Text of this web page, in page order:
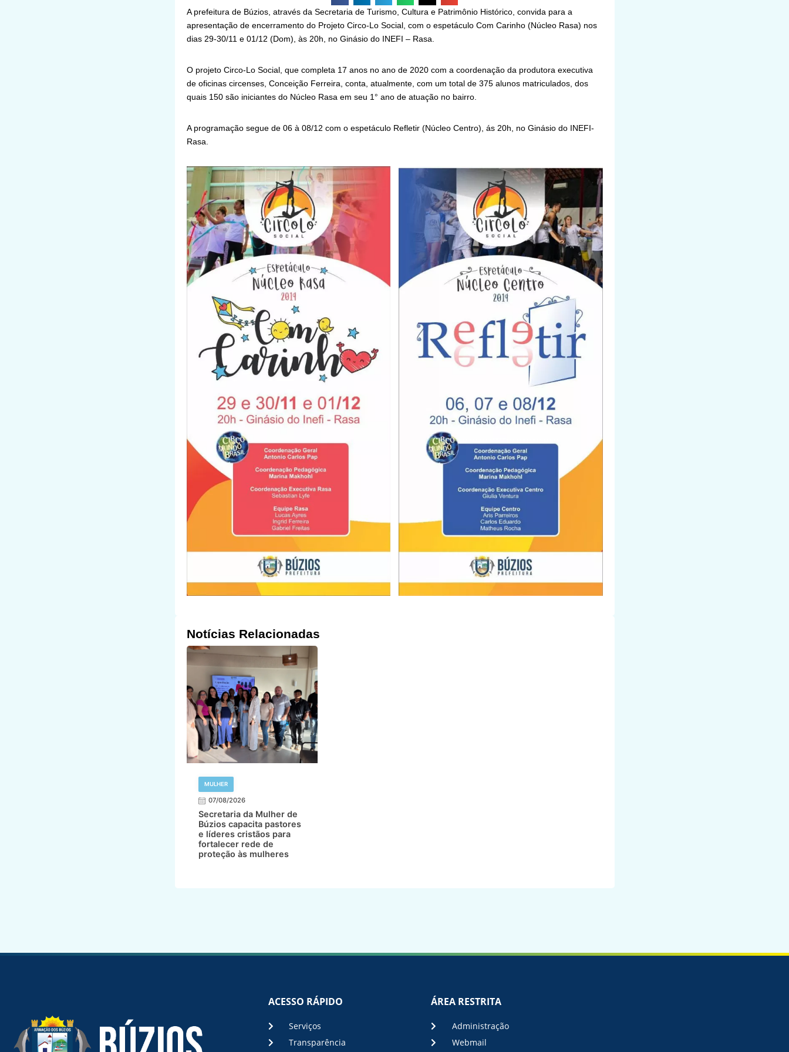
A prefeitura de Búzios, através da Secretaria de Turismo, Cultura e Patrimônio Histórico, convida para a
apresentação de encerramento do Projeto Circo-Lo Social, com o espetáculo Com Carinho (Núcleo Rasa) nos
dias 29-30/11 e 01/12 (Dom), às 20h, no Ginásio do INEFI – Rasa.
O projeto Circo-Lo Social, que completa 17 anos no ano de 2020 com a coordenação da produtora executiva
de oficinas circenses, Conceição Ferreira, conta, atualmente, com um total de 375 alunos matriculados, dos
quais 150 são iniciantes do Núcleo Rasa em seu 1° ano de atuação no bairro.
A programação segue de 06 à 08/12 com o espetáculo Refletir (Núcleo Centro), ás 20h, no Ginásio do INEFI-
Rasa.
Notícias Relacionadas
MULHER
07/08/2026
Secretaria da Mulher de
Búzios capacita pastores
e líderes cristãos para
fortalecer rede de
proteção às mulheres
ACESSO RÁPIDO
Serviços
Transparência
ÁREA RESTRITA
Administração
Webmail